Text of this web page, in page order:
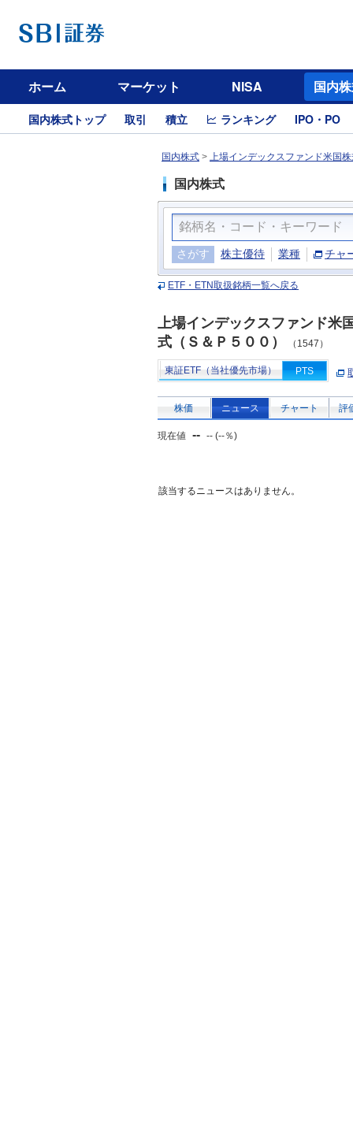
ホーム マーケット NISA 国内
国内株式トップ 取引 積立 ランキング IPO・PO
国内株式 > 上場インデックスファンド米国
国内株式
さがす 株主優待 業種 チャ
ETF・ETN取扱銘柄一覧へ戻る
上場インデックスファンド米
式（Ｓ＆Ｐ５００）
（1547）
東証ETF（当社優先市場） PTS
株価 ニュース チャート 評
現在値 -- -- (--％)
該当するニュースはありません。